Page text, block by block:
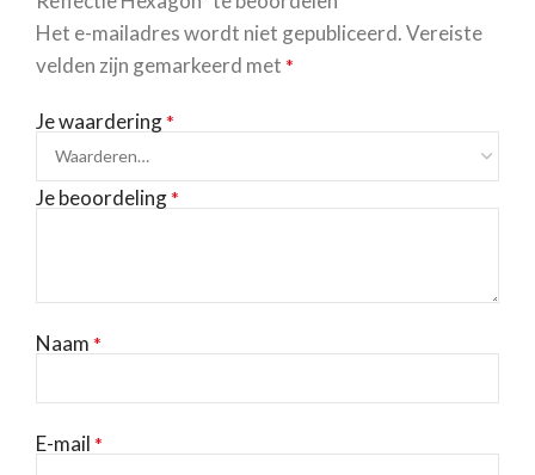
Het e-mailadres wordt niet gepubliceerd.Vereiste
velden zijn gemarkeerd met *
Je waardering*
Je beoordeling*
Naam *
E-mail *